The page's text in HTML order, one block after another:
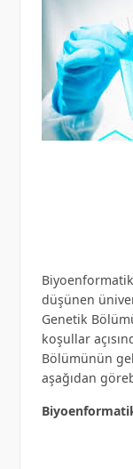
düşünen
Genetik
koşullar
Bölümünün
aşağıdan